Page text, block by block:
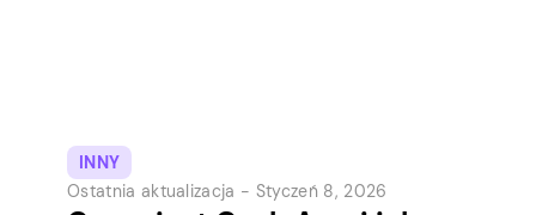
INNY
Ostatnia aktualizacja - Styczeń 8, 2026